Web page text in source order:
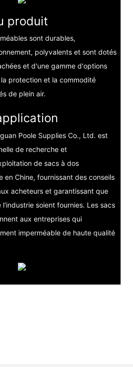
produit
sont durables,
polyvalents et sont dotés
et d'une gamme d'options
protection et la commodité
de plein air.
Poole Supplies Co., Ltd. est
de recherche et
de sacs à dos
en Chine, fournissant des conseils
acheteurs et garantissant que
l'industrie soient fournies. Les sacs
aux entreprises qui
imperméable de haute qualité